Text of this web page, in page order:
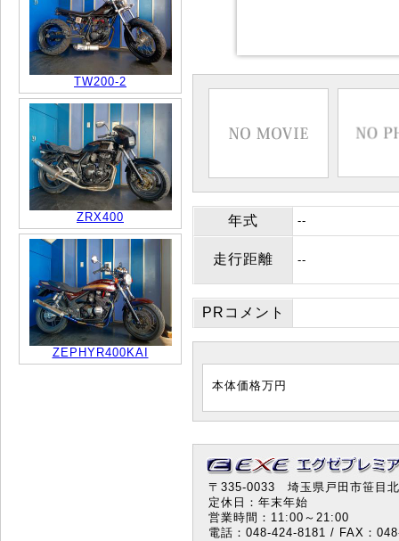
TW200-2
ZRX400
ZEPHYR400KAI
年式 --
走行距離 --
PRコメント
本体価格万円
〒335-0033 埼玉県戸田市笹目
定休日：年末年始
営業時間：11:00～21:00
電話：048-424-8181 / FAX：